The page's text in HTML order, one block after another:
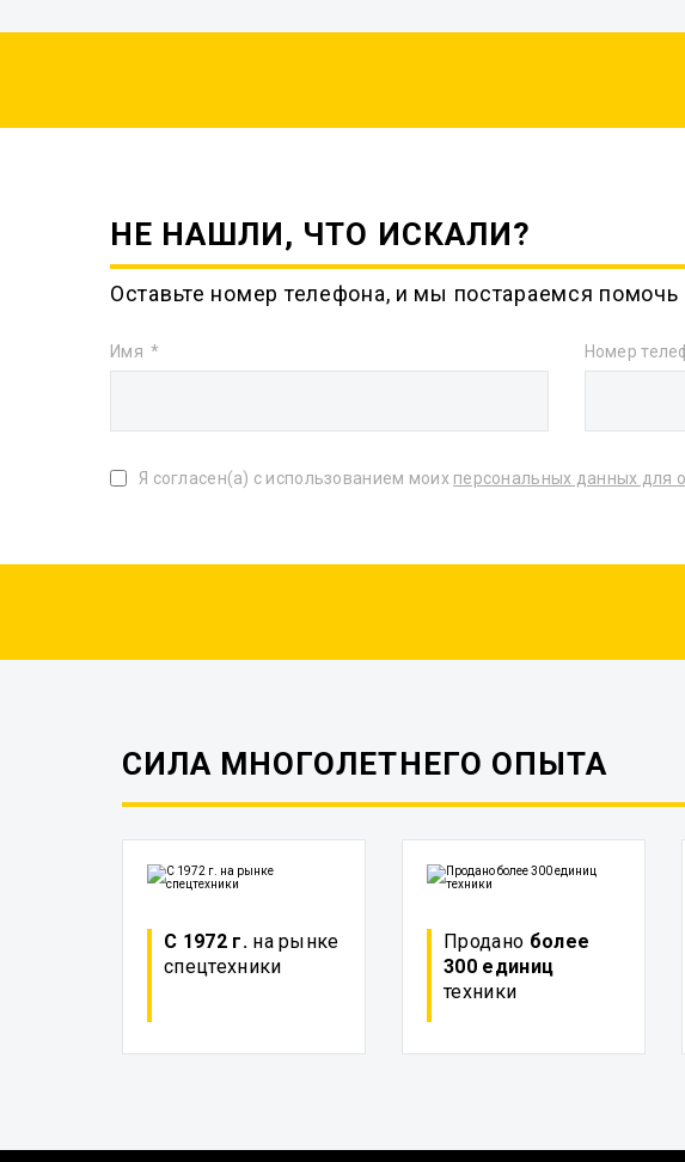
НЕ НАШЛИ, ЧТО ИСКАЛИ?
Оставьте номер телефона, и мы постараемся
Имя Номер
Я согласен(а) с использованием моих персональных данных для
СИЛА МНОГОЛЕТНЕГО ОПЫТА
С 1972 г.на рынке
спецтехники
Продано более
300 единиц
техники